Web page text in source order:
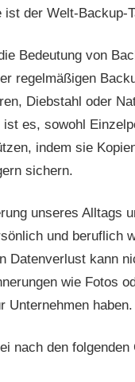
der Welt-Backup-
Bedeutung von
regelmäßigen
Diebstahl oder
es, sowohl
indem sie
sichern.
unseres Alltags
und beruflich
Datenverlust kann
wie Fotos
Unternehmen haben.
nach den